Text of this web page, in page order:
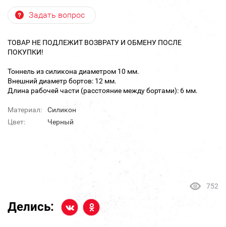
Задать вопрос
ТОВАР НЕ ПОДЛЕЖИТ ВОЗВРАТУ И ОБМЕНУ ПОСЛЕ
ПОКУПКИ!
Тоннель из силикона диаметром 10 мм.
Внешний диаметр бортов: 12 мм.
Длина рабочей части (расстояние между бортами): 6 мм.
Материал:
Силикон
Цвет:
Черный
752
Делись: